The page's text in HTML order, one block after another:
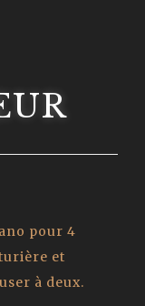
pour 4
et
à deux.